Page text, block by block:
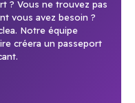
? Vous ne trouvez pas
vous avez besoin ?
Notre équipe
créera un passeport